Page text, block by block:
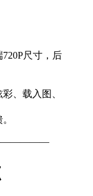
尺寸，后
、载入图、